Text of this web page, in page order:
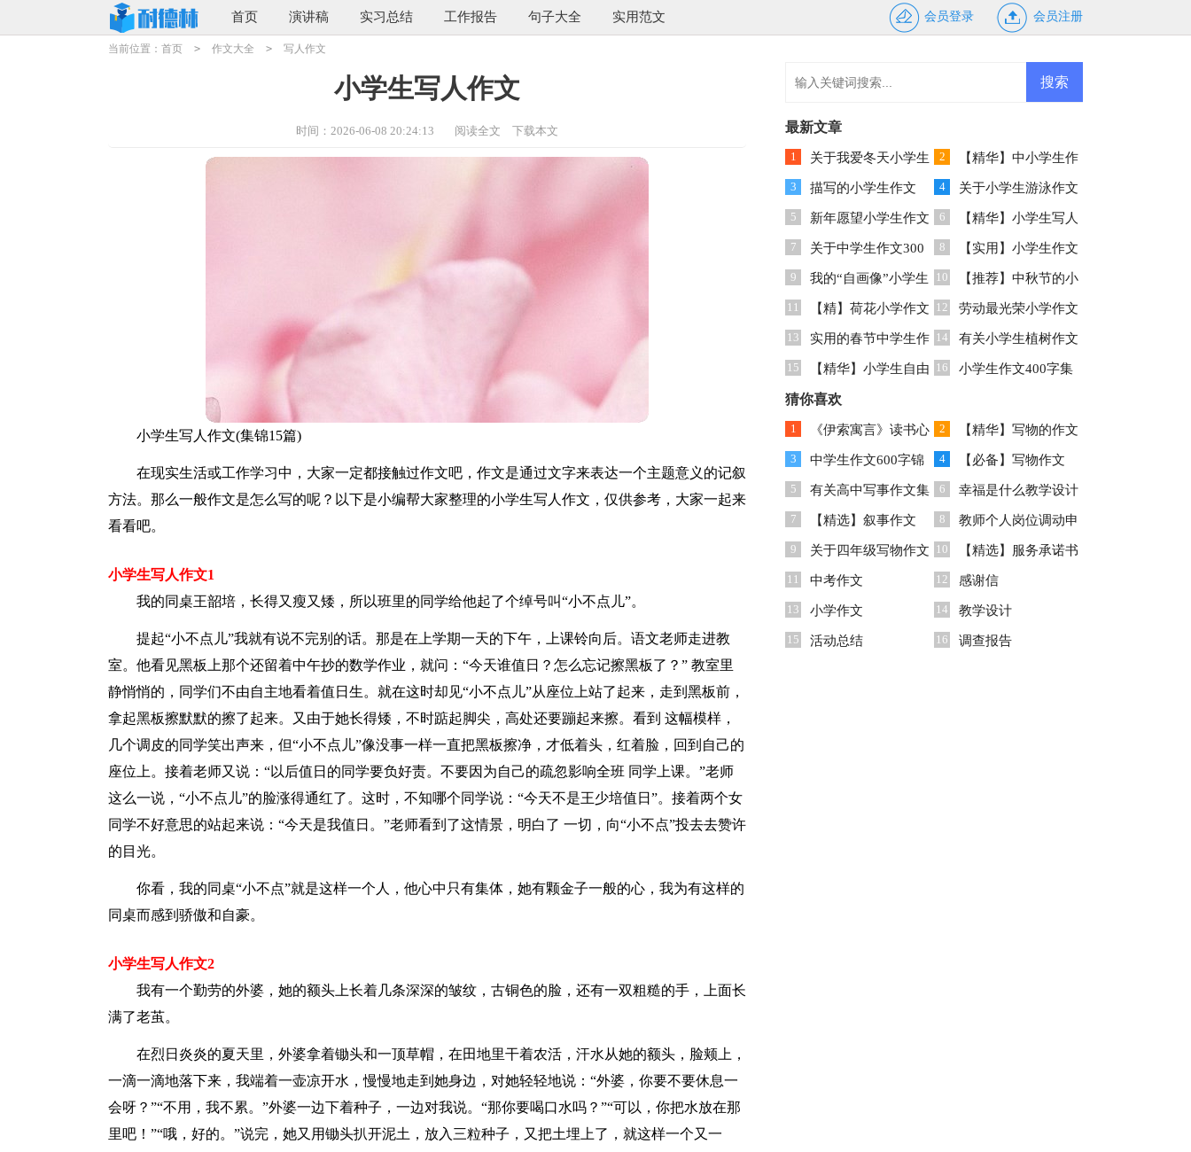
首页 演讲稿 实习总结 工作报告 句子大全 实用范文 会员登录 会员注册
当前位置： 首页 > 作文大全 > 写人作文
小学生写人作文
时间：2026-06-08 20:24:13 阅读全文 下载本文
小学生写人作文(集锦15篇)
在现实生活或工作学习中，大家一定都接触过作文吧，作文是通过文字来表达一个主题意义的记叙
方法。那么一般作文是怎么写的呢？以下是小编帮大家整理的小学生写人作文，仅供参考，大家一起来
看看吧。
小学生写人作文1
我的同桌王韶培，长得又瘦又矮，所以班里的同学给他起了个绰号叫“小不点儿”。
提起“小不点儿”我就有说不完别的话。那是在上学期一天的下午，上课铃向后。语文老师走进教
室。他看见黑板上那个还留着中午抄的数学作业，就问：“今天谁值日？怎么忘记擦黑板了？” 教室里
静悄悄的，同学们不由自主地看着值日生。就在这时却见“小不点儿”从座位上站了起来，走到黑板前，
拿起黑板擦默默的擦了起来。又由于她长得矮，不时踮起脚尖，高处还要蹦起来擦。看到 这幅模样，
几个调皮的同学笑出声来，但“小不点儿”像没事一样一直把黑板擦净，才低着头，红着脸，回到自己的
座位上。接着老师又说：“以后值日的同学要负好责。不要因为自己的疏忽影响全班 同学上课。”老师
这么一说，“小不点儿”的脸涨得通红了。这时，不知哪个同学说：“今天不是王少培值日”。接着两个女
同学不好意思的站起来说：“今天是我值日。”老师看到了这情景，明白了 一切，向“小不点”投去去赞许
的目光。
你看，我的同桌“小不点”就是这样一个人，他心中只有集体，她有颗金子一般的心，我为有这样的
同桌而感到骄傲和自豪。
小学生写人作文2
我有一个勤劳的外婆，她的额头上长着几条深深的皱纹，古铜色的脸，还有一双粗糙的手，上面长
满了老茧。
在烈日炎炎的夏天里，外婆拿着锄头和一顶草帽，在田地里干着农活，汗水从她的额头，脸颊上，
一滴一滴地落下来，我端着一壶凉开水，慢慢地走到她身边，对她轻轻地说：“外婆，你要不要休息一
会呀？”“不用，我不累。”外婆一边下着种子，一边对我说。“那你要喝口水吗？”“可以，你把水放在那
里吧！”“哦，好的。”说完，她又用锄头扒开泥土，放入三粒种子，又把土埋上了，就这样一个又一
最新文章
1 关于我爱冬天小学生
作文汇编5篇
2 【精华】中小学生作
文合集六篇
3 描写的小学生作文
300字七篇
4 关于小学生游泳作文
3篇
5 新年愿望小学生作文
300字锦集6篇
6 【精华】小学生写人
作文锦集八篇
7 关于中学生作文300
字集合五篇
8 【实用】小学生作文
600字集锦7篇
9 我的“自画像”小学生
作文
10 【推荐】中秋节的小
学生作文3篇
11 【精】荷花小学作文 12 劳动最光荣小学作文
2篇
13 实用的春节中学生作
文汇编4篇
14 有关小学生植树作文
三篇
15 【精华】小学生自由
作文四篇
16 小学生作文400字集
猜你喜欢
1 《伊索寓言》读书心
得15篇
2 【精华】写物的作文
汇总6篇
3 中学生作文600字锦
集五篇
4 【必备】写物作文
300字集锦七篇
5 有关高中写事作文集
锦九篇
6 幸福是什么教学设计
7 【精选】叙事作文
600字集锦5篇
8 教师个人岗位调动申
请书
9 关于四年级写物作文
300字集锦六篇
10 【精选】服务承诺书
锦集八篇
11 中考作文 12 感谢信
13 小学作文 14 教学设计
15 活动总结 16 调查报告